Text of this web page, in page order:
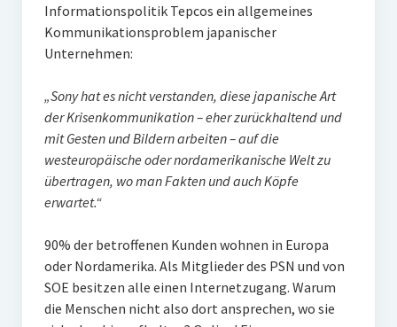
Informationspolitik Tepcos ein allgemeines
Kommunikationsproblem japanischer
Unternehmen:
„Sony hat es nicht verstanden, diese japanische Art
der Krisenkommunikation – eher zurückhaltend und
mit Gesten und Bildern arbeiten – auf die
westeuropäische oder nordamerikanische Welt zu
übertragen, wo man Fakten und auch Köpfe
erwartet.“
90% der betroffenen Kunden wohnen in Europa
oder Nordamerika. Als Mitglieder des PSN und von
SOE besitzen alle einen Internetzugang. Warum
die Menschen nicht also dort ansprechen, wo sie